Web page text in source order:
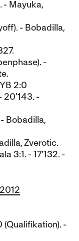
- Mayuka,
- Bobadilla,
-
2:0
20'143. -
Bobadilla,
Zverotic.
3:1. - 17'132. -
(Qualifikation). -